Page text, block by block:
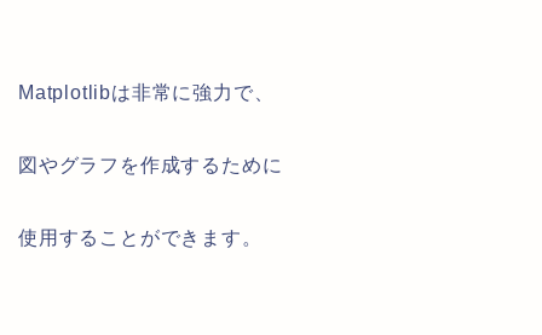
Matplotlibは非常に強力で、
図やグラフを作成するために
使用することができます。